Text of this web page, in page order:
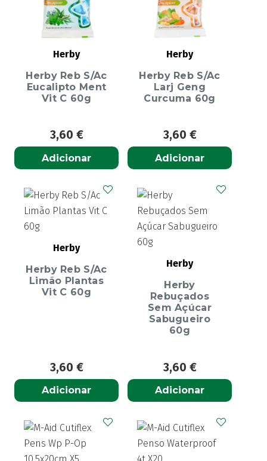
Herby
Herby Reb S/Ac
Eucalipto Ment
Vit C 60g
3,60 €
Adicionar
Herby
Herby Reb S/Ac
Larj Geng
Curcuma 60g
3,60 €
Adicionar
Herby
Herby Reb S/Ac
Limão Plantas
Vit C 60g
3,60 €
Adicionar
Herby
Herby
Rebuçados
Sem Açúcar
Sabugueiro
60g
3,60 €
Adicionar